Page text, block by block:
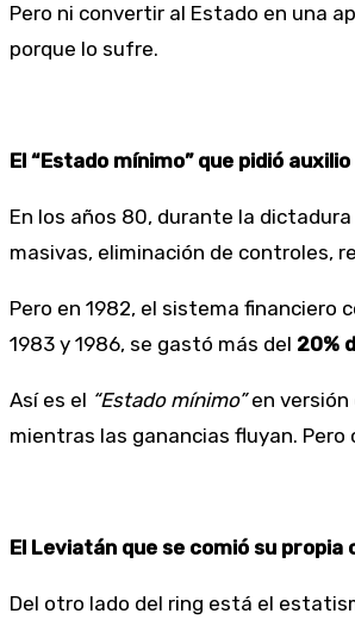
Pero ni convertir al Estado en una
porque lo sufre.
El “Estado mínimo” que pidió auxilio
En los años 80, durante la
masivas, eliminación de controles,
Pero en 1982, el sistema financiero
1983 y 1986, se gastó más del 20%
Así es el “Estado mínimo”en versión
mientras las ganancias fluyan.
El Leviatán que se comió su propia
Del otro lado del ring está el